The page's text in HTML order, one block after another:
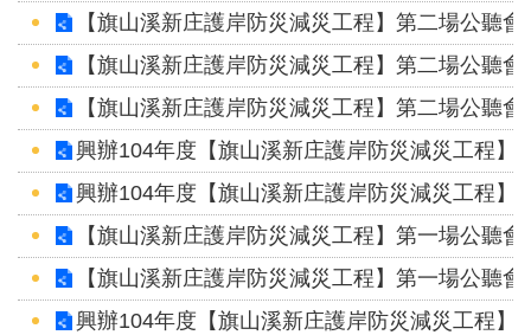
料
開
放
宣
告
隱
私
權
保
護
【旗山溪新庄護岸防災減災工程】第二場公聽
【旗山溪新庄護岸防災減災工程】第二場公聽
【旗山溪新庄護岸防災減災工程】第二場公聽
興辦104年度【旗山溪新庄護岸防災減災工程】
興辦104年度【旗山溪新庄護岸防災減災工程】
【旗山溪新庄護岸防災減災工程】第一場公聽
【旗山溪新庄護岸防災減災工程】第一場公聽
興辦104年度【旗山溪新庄護岸防災減災工程】